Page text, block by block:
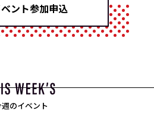
ント参加申込
のイベント